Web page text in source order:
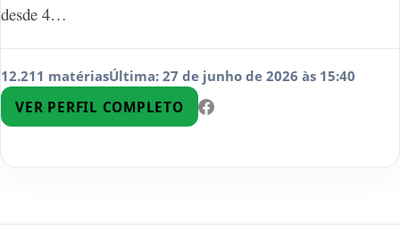
desde 4…
12.211 matériasÚltima: 27 de junho de 2026 às 15:40
VER PERFIL COMPLETO